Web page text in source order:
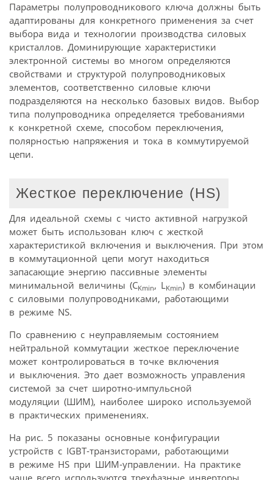
Параметры полупроводникового ключа должны быть
адаптированы для конкретного применения за счет
выбора вида и технологии производства силовых
кристаллов. Доминирующие характеристики
электронной системы во многом определяются
свойствами и структурой полупроводниковых
элементов, соответственно силовые ключи
подразделяются на несколько базовых видов. Выбор
типа полупроводника определяется требованиями
к конкретной схеме, способом переключения,
полярностью напряжения и тока в коммутируемой
цепи.
Жесткое переключение (HS)
Для идеальной схемы с чисто активной нагрузкой
может быть использован ключ с жесткой
характеристикой включения и выключения. При этом
в коммутационной цепи могут находиться
запасающие энергию пассивные элементы
минимальной величины (CKmin, L Kmin) в комбинации
с силовыми полупроводниками, работающими
в режиме NS.
По сравнению с неуправляемым состоянием
нейтральной коммутации жесткое переключение
может контролироваться в точке включения
и выключения. Это дает возможность управления
системой за счет широтно-импульсной
модуляции (ШИМ), наиболее широко используемой
в практических применениях.
На рис. 5 показаны основные конфигурации
устройств с IGBT-транзисторами, работающими
в режиме HS при ШИМ-управлении. На практике
чаще всего используются трехфазные инверторы